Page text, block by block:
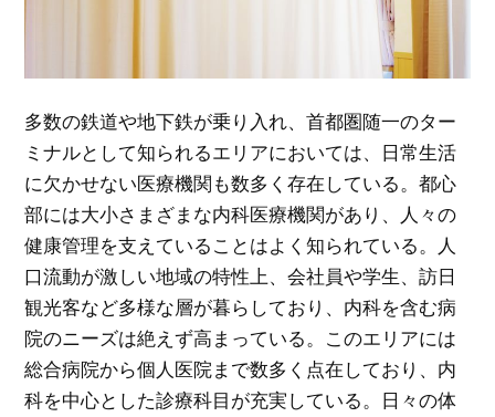
多数の鉄道や地下鉄が乗り入れ、首都圏随一のター
ミナルとして知られるエリアにおいては、日常生活
に欠かせない医療機関も数多く存在している。都心
部には大小さまざまな内科医療機関があり、人々の
健康管理を支えていることはよく知られている。人
口流動が激しい地域の特性上、会社員や学生、訪日
観光客など多様な層が暮らしており、内科を含む病
院のニーズは絶えず高まっている。このエリアには
総合病院から個人医院まで数多く点在しており、内
科を中心とした診療科目が充実している。日々の体